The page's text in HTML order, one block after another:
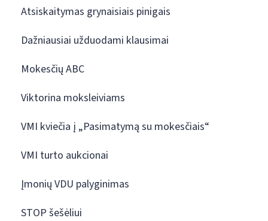
Atsiskaitymas grynaisiais pinigais
Dažniausiai užduodami klausimai
Mokesčių ABC
Viktorina moksleiviams
VMI kviečia į „Pasimatymą su mokesčiais“
VMI turto aukcionai
Įmonių VDU palyginimas
STOP šešėliui